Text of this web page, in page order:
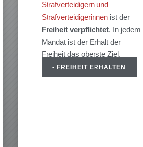
Strafverteidigern und
Strafverteidigerinnenist der
Freiheit verpflichtet. In jedem
Mandat ist der Erhalt der
Freiheit das oberste Ziel.
• FREIHEIT ERHALTEN